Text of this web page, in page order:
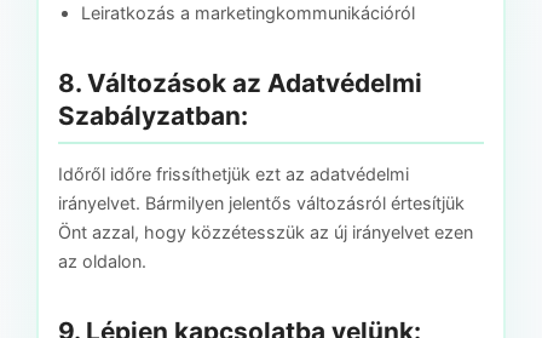
Leiratkozás a marketingkommunikációról
8. Változások az Adatvédelmi
Szabályzatban:
Időről időre frissíthetjük ezt az adatvédelmi
irányelvet. Bármilyen jelentős változásról értesítjük
Önt azzal, hogy közzétesszük az új irányelvet ezen
az oldalon.
9. Lépjen kapcsolatba velünk: